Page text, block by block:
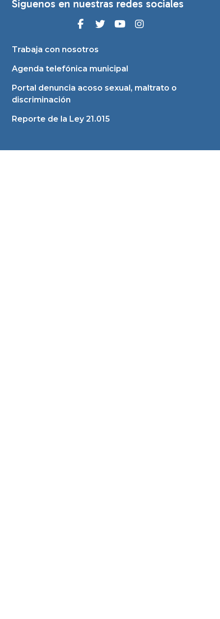
Síguenos en nuestras redes sociales
Trabaja con nosotros
Agenda telefónica municipal
Portal denuncia acoso sexual, maltrato o
discriminación
Reporte de la Ley 21.015